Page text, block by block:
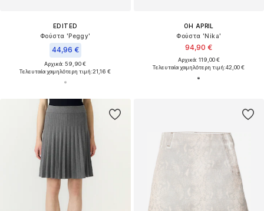
EDITED
Φούστα 'Peggy'
44,96 €
Αρχικά: 59,90 €
Τελευταία χαμηλότερη τιμή:21,16 €
OH APRIL
Φούστα 'Nika'
94,90 €
Αρχικά: 119,00 €
Τελευταία χαμηλότερη τιμή:42,00 €